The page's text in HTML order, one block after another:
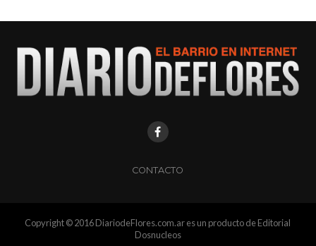
CONTACTO
Copyright © 2016 DiariodeFlores.com.ar es un producto de Editorial
Dosnucleos